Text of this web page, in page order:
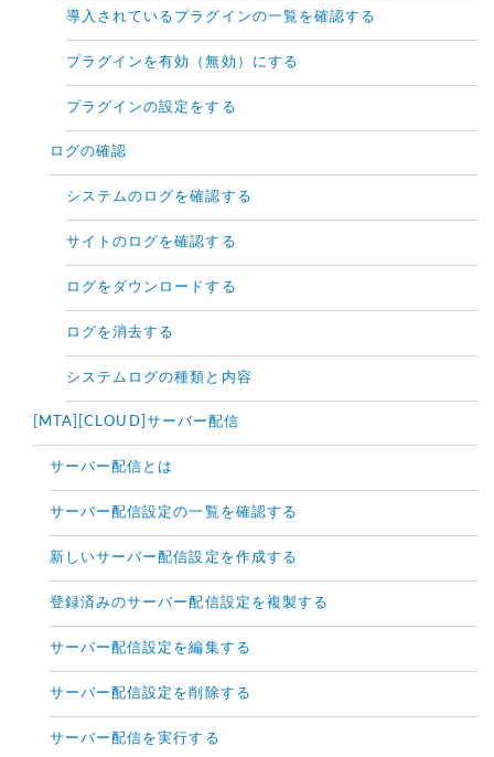
導入されているプラグインの一覧を確認する
プラグインを有効（無効）にする
プラグインの設定をする
ログの確認
システムのログを確認する
サイトのログを確認する
ログをダウンロードする
ログを消去する
システムログの種類と内容
[MTA][CLOUD]サーバー配信
サーバー配信とは
サーバー配信設定の一覧を確認する
新しいサーバー配信設定を作成する
登録済みのサーバー配信設定を複製する
サーバー配信設定を編集する
サーバー配信設定を削除する
サーバー配信を実行する